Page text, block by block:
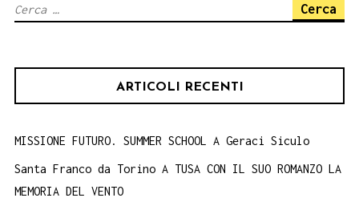
Ricerca
ARTICOLI RECENTI
MISSIONE FUTURO. SUMMER SCHOOL A Geraci Siculo
Santa Franco da Torino A TUSA CON IL SUO ROMANZO LA
MEMORIA DEL VENTO